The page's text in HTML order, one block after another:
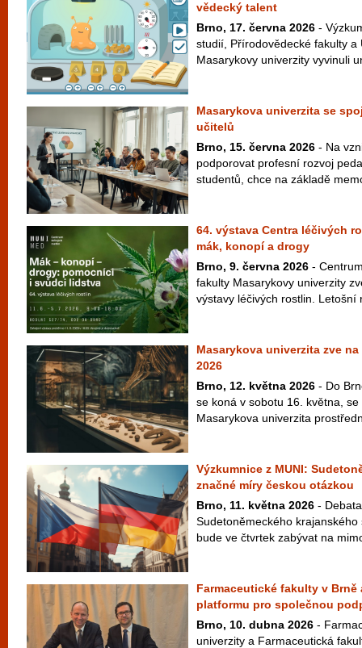
vědecký talent
Brno, 17. června 2026 -
studií, Přírodovědecké fakulty a
Masarykovy univerzity vyvinuli
Masarykova univerzita se
učitelů
Brno, 15. června 2026 - Na
podporovat profesní rozvoj
studentů, chce na základě
64. výstava Centra léčivých
mák, konopí a drogy
Brno, 9. června 2026 -
fakulty Masarykovy univerzity
výstavy léčivých rostlin. Letošní
Masarykova univerzita zve
2026
Brno, 12. května 2026 - Do
se koná v sobotu 16. května,
Masarykova univerzita
Výzkumnice z MUNI:
značné míry českou otázkou
Brno, 11. května 2026 -
Sudetoněmeckého
bude ve čtvrtek zabývat na
Farmaceutické fakulty v Brně
platformu pro společnou
Brno, 10. dubna 2026 -
univerzity a Farmaceutická